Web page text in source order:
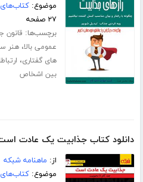
موضوع:کتاب‌های
۲۷ صفحه
برچسب‌ها: قانون
عمومی بالا،هنر
های گفتاری،
بین اشخاص
دانلود کتاب جذابیت یک عادت
از: ماهنامه شبکه
موضوع: